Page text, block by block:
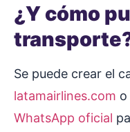
¿Y cómo
Se puede crear el
latamairlines.com o
WhatsApp oficial